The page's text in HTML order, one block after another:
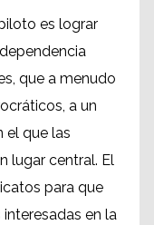
es lograr
que a menudo
a un
el que las
lugar central. El
para que
en la